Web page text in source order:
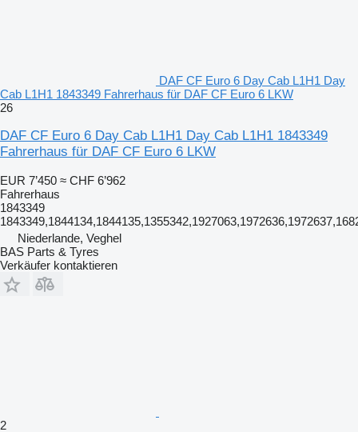
DAF CF Euro 6 Day Cab L1H1 Day
Cab L1H1 1843349 Fahrerhaus für DAF CF Euro 6 LKW
26
DAF CF Euro 6 Day Cab L1H1 Day Cab L1H1 1843349
Fahrerhaus für DAF CF Euro 6 LKW
EUR 7’450 ≈ CHF 6’962
Fahrerhaus
1843349
Niederlande, Veghel
BAS Parts & Tyres
Verkäufer kontaktieren
2